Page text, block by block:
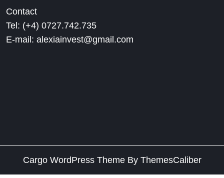
Contact
Tel: (+4) 0727.742.735
E-mail: alexiainvest@gmail.com
Cargo WordPress ThemeBy ThemesCaliber